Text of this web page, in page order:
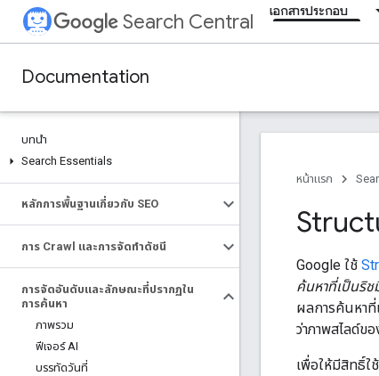
Search Central เอกสารประกอบ
Documentation
บทนำ
Search Essentials
หลักการพื้นฐานเกี่ยวกับ SEO
การ Crawl และการจัดทำดัชนี
การจัดอันดับและลักษณะที่ปรากฏใน
การค้นหา
ภาพรวม
ฟีเจอร์ AI
บรรทัดวันที่
หน้าแรก
Google ใช้
ค้นหาที่เป็นริช
ผลการค้นหาที่
ว่าภาพสไลด์ข
เพื่อให้มีสิทธิ์ใ